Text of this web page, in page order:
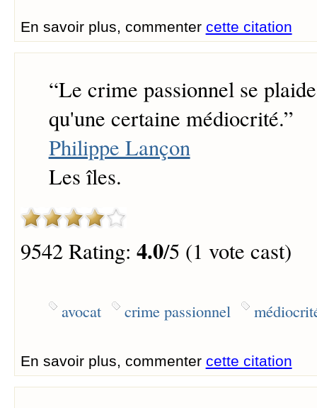
En savoir plus, commenter cette citation
“Le crime passionnel se
qu'une certaine médiocrité.”
Philippe Lançon
Les îles.
9542 Rating: 4.0/5 (1 vote cast)
avocat crime passionnel
En savoir plus, commenter cette citation